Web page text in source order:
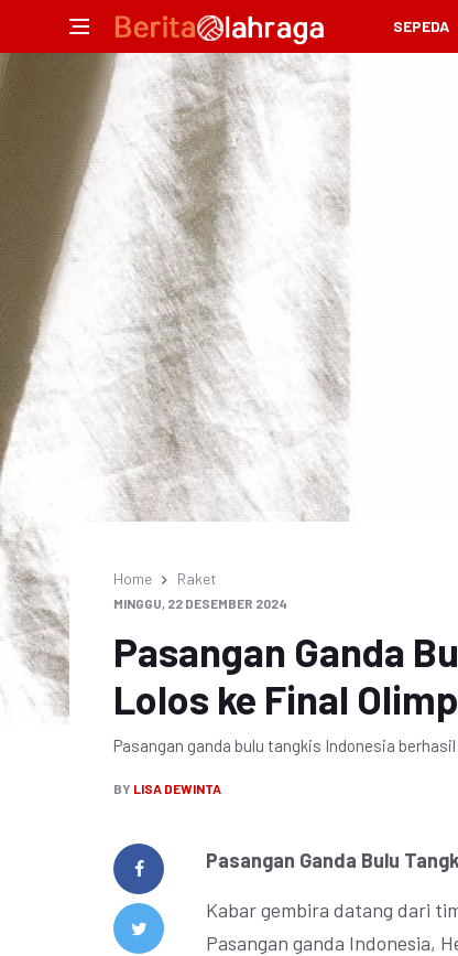
SEPEDA
Home Raket
MINGGU, 22 DESEMBER 2024
Pasangan Ganda
Lolos ke Final
Pasangan ganda bulu tangkis Indonesia
BY LISA DEWINTA
Pasangan Ganda Bulu
Kabar gembira datang dari
Pasangan ganda Indonesia,